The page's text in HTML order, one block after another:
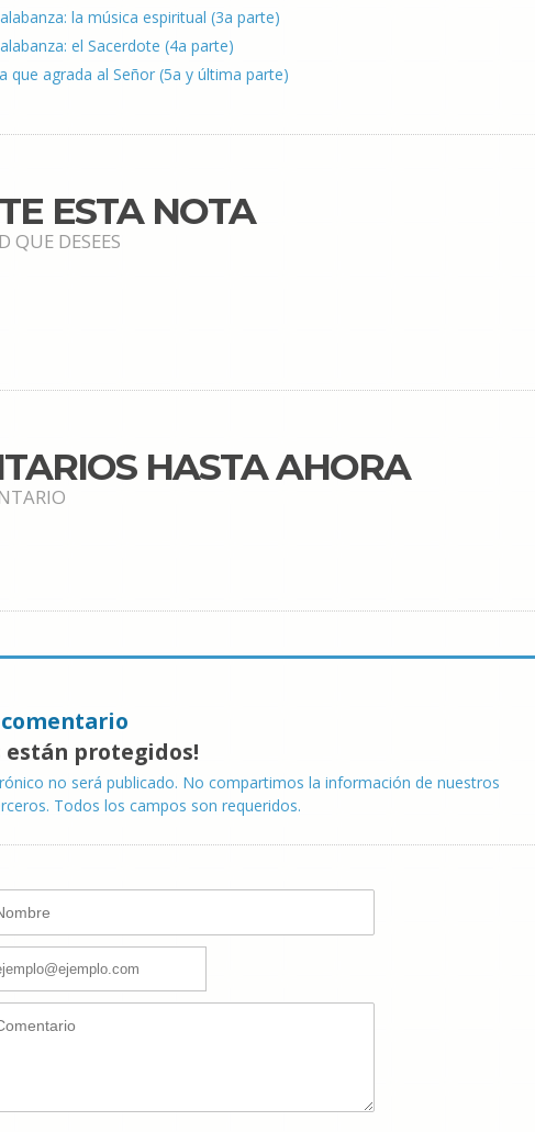
la música espiritual (3a parte)
el Sacerdote (4a parte)
que agrada al Señor (5a y última parte)
ESTA NOTA
QUE DESEES
HASTA AHORA
están protegidos!
no será publicado. No compartimos la información de nuestros
Todos los campos son requeridos.